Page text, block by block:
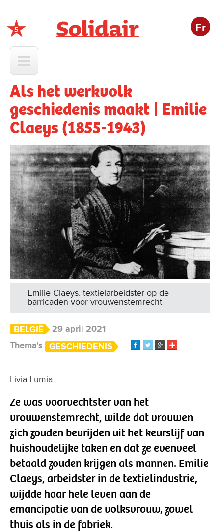
Fr
Als het werkvolk
geschiedenis maakt | Emilie
Claeys (1855-1943)
Emilie Claeys: textielarbeidster op de
barricaden voor vrouwenstemrecht
BELGIË
29 april 2021
Thema's
GESCHIEDENIS
Livia Lumia
Ze was voorvechtster van het
vrouwenstemrecht, wilde dat vrouwen
zich zouden bevrijden uit het keurslijf van
huishoudelijke taken en dat ze evenveel
betaald zouden krijgen als mannen. Emilie
Claeys, arbeidster in de textielindustrie,
wijdde haar hele leven aan de
emancipatie van de volksvrouw, zowel
thuis als in de fabriek.